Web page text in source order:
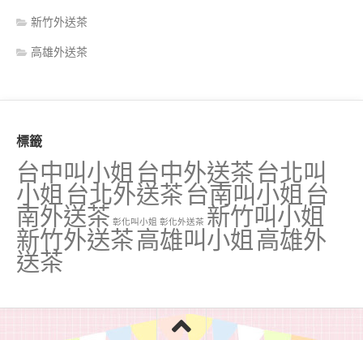
新竹外送茶
高雄外送茶
標籤
台中叫小姐 台中外送茶 台北叫
小姐 台北外送茶 台南叫小姐 台
南外送茶 彰化叫小姐 彰化外送茶 新竹叫小姐
新竹外送茶高雄叫小姐 高雄外
送茶